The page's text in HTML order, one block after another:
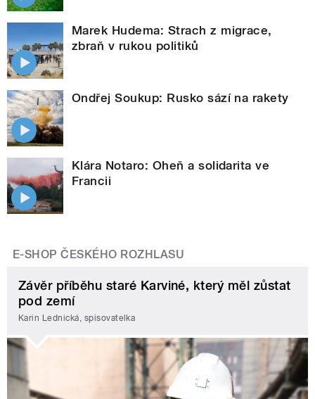
Marek Hudema: Strach z migrace,
zbraň v rukou politiků
Ondřej Soukup: Rusko sází na rakety
Klára Notaro: Oheň a solidarita ve
Francii
E-SHOP ČESKÉHO ROZHLASU
Závěr příběhu staré Karviné, který měl zůstat
pod zemí
Karin Lednická, spisovatelka